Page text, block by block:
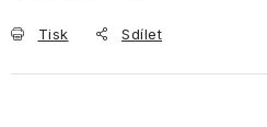
Tisk Sdílet